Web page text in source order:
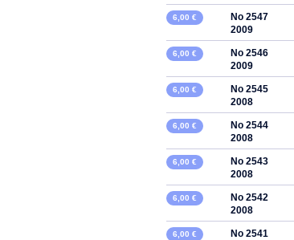
6,00 €
No 2547
2009
6,00 €
No 2546
2009
6,00 €
No 2545
2008
6,00 €
No 2544
2008
6,00 €
No 2543
2008
6,00 €
No 2542
2008
6,00 €
No 2541